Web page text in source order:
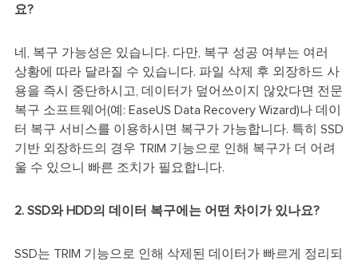
요?
네, 복구 가능성은 있습니다. 다만, 복구 성공 여부는 여러
상황에 따라 달라질 수 있습니다. 파일 삭제 후 외장하드 사
용을 즉시 중단하시고, 데이터가 덮어쓰이지 않았다면 전문
복구 소프트웨어(예: EaseUS Data Recovery Wizard)나 데이
터 복구 서비스를 이용하시면 복구가 가능합니다. 특히 SSD
기반 외장하드의 경우 TRIM 기능으로 인해 복구가 더 어려
울 수 있으니 빠른 조치가 필요합니다.
2. SSD와 HDD의 데이터 복구에는 어떤 차이가 있나요?
SSD는 TRIM 기능으로 인해 삭제된 데이터가 빠르게 정리되